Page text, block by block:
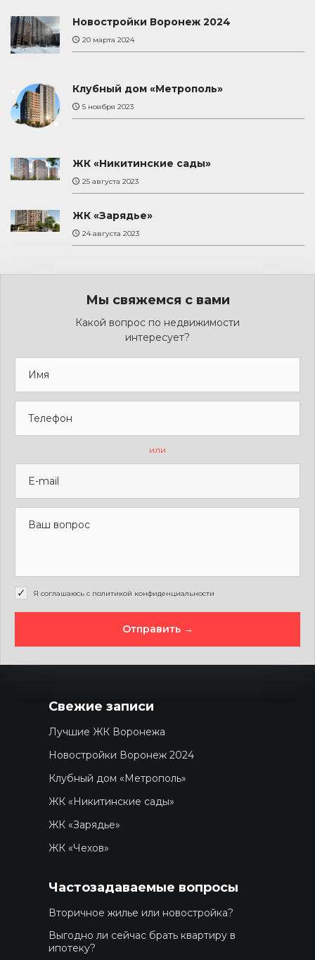
Новостройки Воронеж 2024
20 марта 2024
Клубный дом «Метрополь»
5 ноября 2023
ЖК «Никитинские сады»
25 августа 2023
ЖК «Зарядье»
24 августа 2023
Мы свяжемся с вами
Какой вопрос по недвижимости
интересует?
или
Я соглашаюсь с политикой конфиденциальности
Отправить →
Свежие записи
Лучшие ЖК Воронежа
Новостройки Воронеж 2024
Клубный дом «Метрополь»
ЖК «Никитинские сады»
ЖК «Зарядье»
ЖК «Чехов»
Частозадаваемые вопросы
Вторичное жилье или новостройка?
Выгодно ли сейчас брать квартиру в
ипотеку?